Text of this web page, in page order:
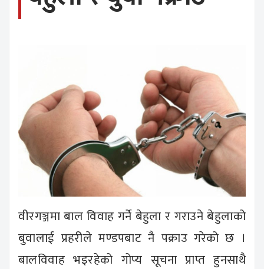
वीरगञ्जमा बाल विवाह गर्ने बेहुला र गराउने बेहुलाको
बुवालाई प्रहरीले मण्डपबाट नै पक्राउ गरेको छ ।
बालविवाह भइरहेको गोप्य सूचना प्राप्त हुनसाथै